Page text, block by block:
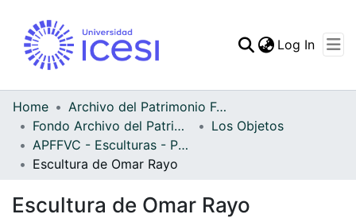
Statistics
Log In
Home
Archivo del Patrimonio Fotográfico y Fílmico del Valle del Cauca
Fondo Archivo del Patrimonio Fotográfico y Fílmico del Valle del Cauca
Los Objetos
APFFVC - Esculturas - Patrimonial
Escultura de Omar Rayo
Escultura de Omar Rayo